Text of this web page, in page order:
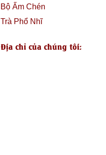
Bộ Ấm Chén
Trà Phổ Nhĩ
Địa chỉ của chúng tôi: